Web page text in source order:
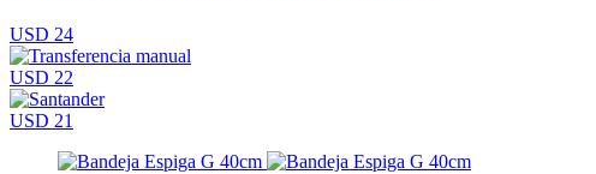
USD 24
USD 22
USD 21